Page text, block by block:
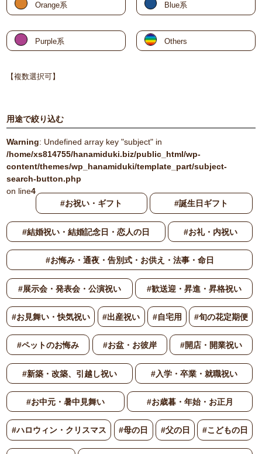
Orange系 Blue系
Purple系 Others
【複数選択可】
用途で絞り込む
Warning: Undefined array key "subject" in
/home/xs814755/hanamiduki.biz/public_html/wp-
content/themes/wp_hanamiduki/template_part/subject-
search-button.php
on line4
#お祝い・ギフト
#誕生日ギフト
#結婚祝い・結婚記念日・恋人の日 #お礼・内祝い
#お悔み・通夜・告別式・お供え・法事・命日
#展示会・発表会・公演祝い #歓送迎・昇進・昇格祝い
#お見舞い・快気祝い #出産祝い #自宅用 #旬の花定期便
#ペットのお悔み #お盆・お彼岸 #開店・開業祝い
#新築・改築、引越し祝い #入学・卒業・就職祝い
#お中元・暑中見舞い #お歳暮・年始・お正月
#ハロウィン・クリスマス #母の日 #父の日 #こどもの日